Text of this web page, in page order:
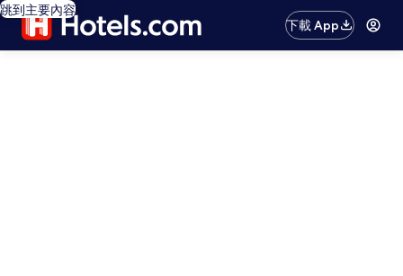
跳到主要內容
下載 App